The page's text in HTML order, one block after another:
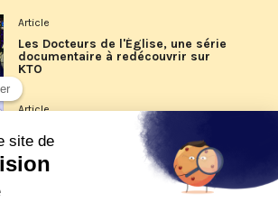
Article
Les Docteurs de l'Église, une série
documentaire à redécouvrir sur
KTO
Article
Les reportages d'été 2026 de KTO